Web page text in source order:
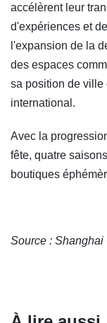
accélèrent leur
d'expériences et
l'expansion de la
des espaces
sa position de ville
international.
Avec la
fête, quatre
boutiques
Source : Shanghai